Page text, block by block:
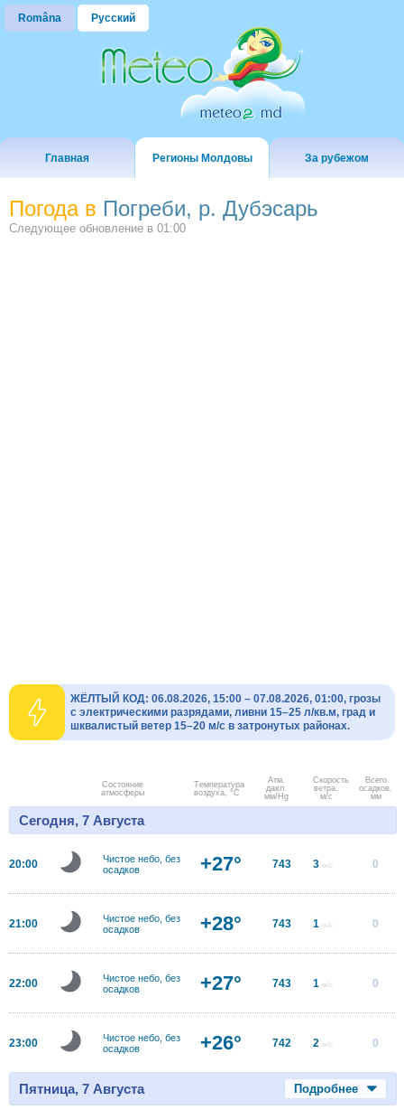
Româna Русский
Главная Регионы Молдовы За рубежом
Погода в Погреби, р. Дубэсарь
Следующее обновление в 01:00
ЖЁЛТЫЙ КОД: 06.08.2026, 15:00 – 07.08.2026, 01:00, грозы
с электрическими разрядами, ливни 15–25 л/кв.м, град и
шквалистый ветер 15–20 м/с в затронутых районах.
Состояние
атмосферы
Температура
воздуха, °C
Атм.
давл.
мм/Hg
Скорость
ветра.
м/с
Всего
осадков,
мм
Сегодня, 7 Августа
20:00
Чистое небо, без
осадков
+27° 743 3 м/с 0
21:00
Чистое небо, без
осадков
+28° 743 1 м/с 0
22:00
Чистое небо, без
осадков
+27° 743 1 м/с 0
23:00
Чистое небо, без
осадков
+26° 742 2 м/с 0
Пятница, 7 Августа Подробнее